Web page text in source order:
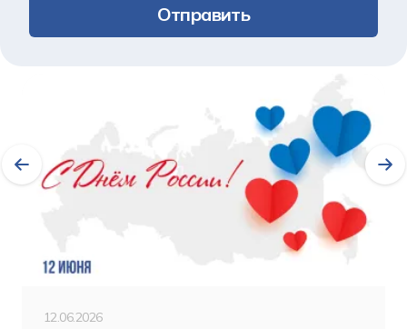
Отправить
Другие новости
12.06.2026